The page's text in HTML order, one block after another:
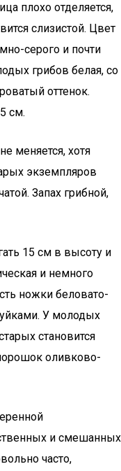
плохо отделяется,
слизистой. Цвет
серого и почти
грибов белая, со
оттенок.
см.
меняется, хотя
экземпляров
Запах грибной,
15 см в высоту и
и немного
ножки беловато-
У молодых
становится
оливково-
и смешанных
часто,